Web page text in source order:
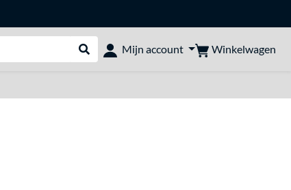
Webshop doorzoeken
Mijn account Winkelwagen